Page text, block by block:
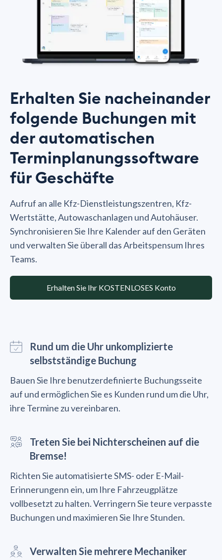
Erhalten Sie nacheinander
folgende Buchungen mit
der automatischen
Terminplanungssoftware
für Geschäfte
Aufruf an alle Kfz-Dienstleistungszentren, Kfz-
Wertstätte, Autowaschanlagen und Autohäuser.
Synchronisieren Sie Ihre Kalender auf den Geräten
und verwalten Sie überall das Arbeitspensum Ihres
Teams.
Erhalten Sie Ihr KOSTENLOSES Konto
Rund um die Uhr unkomplizierte
selbstständige Buchung
Bauen Sie Ihre benutzerdefinierte Buchungsseite
auf und ermöglichen Sie es Kunden rund um die Uhr,
ihre Termine zu vereinbaren.
Treten Sie bei Nichterscheinen auf die
Bremse!
Richten Sie automatisierte SMS- oder E-Mail-
Erinnerungenn ein, um Ihre Fahrzeugplätze
vollbesetzt zu halten. Verringern Sie teure verpasste
Buchungen und maximieren Sie Ihre Stunden.
Verwalten Sie mehrere Mechaniker